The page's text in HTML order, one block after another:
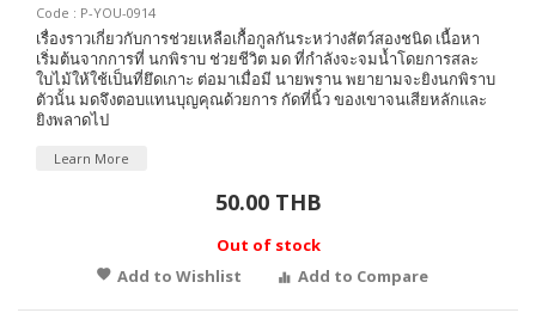
Code : P-YOU-0914
เรื่องราวเกี่ยวกับการช่วยเหลือเกื้อกูลกันระหว่างสัตว์สองชนิด เนื้อหา
เริ่มต้นจากการที่ นกพิราบ ช่วยชีวิต มด ที่กำลังจะจมน้ำโดยการสละ
ใบไม้ให้ใช้เป็นที่ยึดเกาะ ต่อมาเมื่อมี นายพราน พยายามจะยิงนกพิราบ
ตัวนั้น มดจึงตอบแทนบุญคุณด้วยการ กัดที่นิ้ว ของเขาจนเสียหลักและ
ยิงพลาดไป
Learn More
50.00 THB
Out of stock
Add to Wishlist
Add to Compare